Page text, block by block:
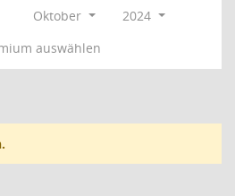
Oktober
2024
auswählen